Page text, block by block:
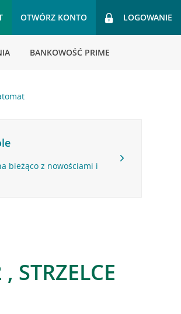
OTWÓRZ KONTO LOGOWANIE
BANKOWOŚĆ PRIME
bieżąco z nowościami i
STRZELCE